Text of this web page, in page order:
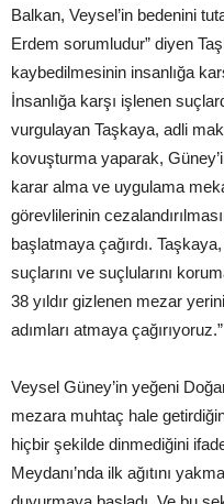
Balkan, Veysel’in bedenini
Erdem sorumludur” diyen
kaybedilmesinin insanlığa
İnsanlığa karşı işlenen
vurgulayan Taşkaya, adli
kovuşturma yaparak,
karar alma ve uygulama
görevlilerinin
başlatmaya çağırdı.
suçlarını ve suçlularını
38 yıldır gizlenen mezar
adımları atmaya
Veysel Güney’in yeğeni
mezara muhtaç hale
hiçbir şekilde dinmediğini
Meydanı’nda ilk ağıtını